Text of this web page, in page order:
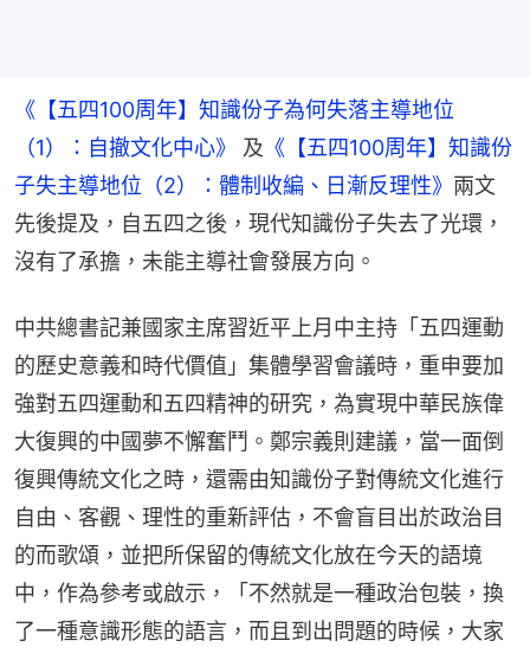
《【五四100周年】知識份子為何失落主導地位
（1）：自撤文化中心》
及 《【五四100周年】知識份
子失主導地位（2）：體制收編、日漸反理性》 兩文
先後提及，自五四之後，現代知識份子失去了光環，
沒有了承擔，未能主導社會發展方向。
中共總書記兼國家主席習近平上月中主持「五四運動
的歷史意義和時代價值」集體學習會議時，重申要加
強對五四運動和五四精神的研究，為實現中華民族偉
大復興的中國夢不懈奮鬥。鄭宗義則建議，當一面倒
復興傳統文化之時，還需由知識份子對傳統文化進行
自由、客觀、理性的重新評估，不會盲目出於政治目
的而歌頌，並把所保留的傳統文化放在今天的語境
中，作為參考或啟示，「不然就是一種政治包裝，換
了一種意識形態的語言，而且到出問題的時候，大家